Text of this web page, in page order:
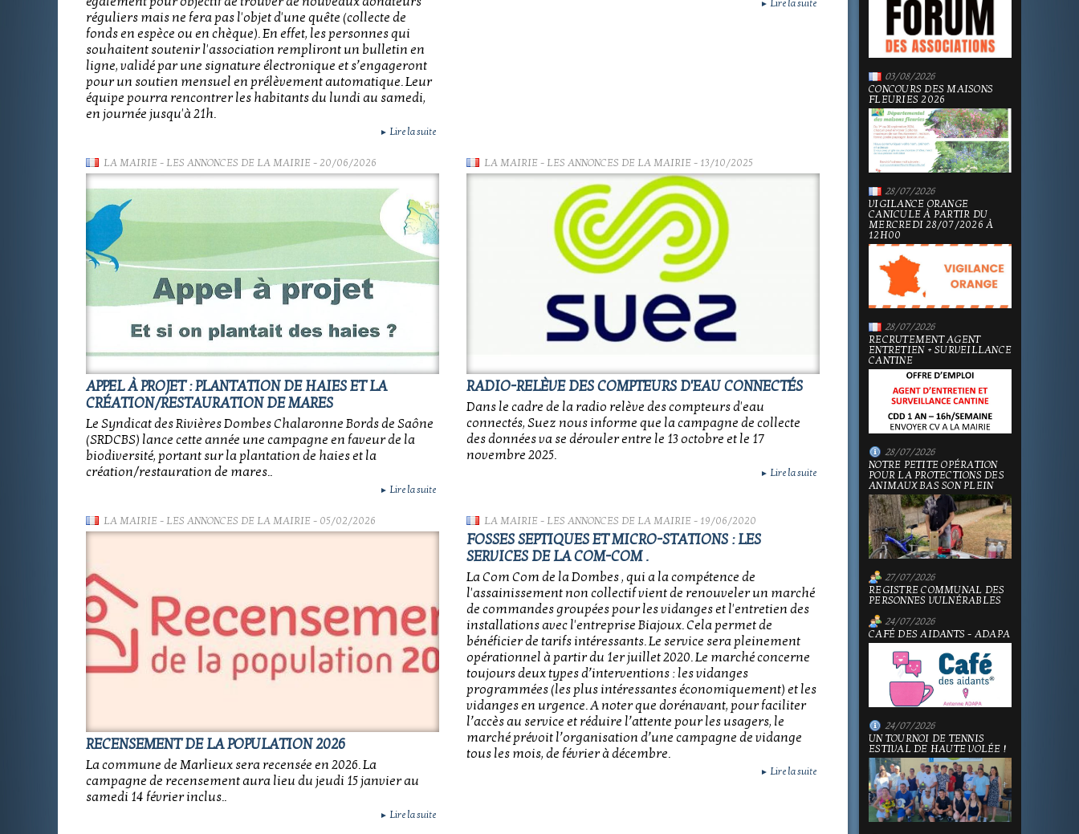
réguliers mais ne fera pas l'objet d'une quête (collecte de
fonds en espèce ou en chèque). En effet, les personnes qui
souhaitent soutenir l'association rempliront un bulletin en
ligne, validé par une signature électronique et s’engageront
pour un soutien mensuel en prélèvement automatique. Leur
équipe pourra rencontrer les habitants du lundi au samedi,
en journée jusqu'à 21h.
► Lire la suite
► Lire la suite
LA MAIRIE- LES ANNONCES DE LA MAIRIE- 20/06/2026
APPEL À PROJET : PLANTATION DE HAIES ET LA
CRÉATION/RESTAURATION DE MARES
Le Syndicat des Rivières Dombes Chalaronne Bords de Saône
(SRDCBS) lance cette année une campagne en faveur de la
biodiversité, portant sur la plantation de haies et la
création/restauration de mares..
► Lire la suite
LA MAIRIE- LES ANNONCES DE LA MAIRIE- 13/10/2025
RADIO-RELÈVE DES COMPTEURS D'EAU CONNECTÉS
Dans le cadre de la radio relève des compteurs d'eau
connectés, Suez nous informe que la campagne de collecte
des données va se dérouler entre le 13 octobre et le 17
novembre 2025.
► Lire la suite
LA MAIRIE- LES ANNONCES DE LA MAIRIE- 05/02/2026
RECENSEMENT DE LA POPULATION 2026
La commune de Marlieux sera recensée en 2026. La
campagne de recensement aura lieu du jeudi 15 janvier au
samedi 14 février inclus..
► Lire la suite
LA MAIRIE- LES ANNONCES DE LA MAIRIE- 19/06/2020
FOSSES SEPTIQUES ET MICRO-STATIONS : LES
SERVICES DE LA COM-COM .
La Com Com de la Dombes , qui a la compétence de
l'assainissement non collectif vient de renouveler un marché
de commandes groupées pour les vidanges et l'entretien des
installations avec l'entreprise Biajoux. Cela permet de
bénéficier de tarifs intéressants. Le service sera pleinement
opérationnel à partir du 1er juillet 2020. Le marché concerne
toujours deux types d’interventions : les vidanges
programmées (les plus intéressantes économiquement) et les
vidanges en urgence. A noter que dorénavant, pour faciliter
l’accès au service et réduire l’attente pour les usagers, le
marché prévoit l’organisation d’une campagne de vidange
tous les mois, de février à décembre.
► Lire la suite
03/08/2026
CONCOURS DES MAISONS
FLEURIES 2026
28/07/2026
VIGILANCE ORANGE
CANICULE À PARTIR DU
MERCREDI 28/07/2026 À
12H00
28/07/2026
RECRUTEMENT AGENT
ENTRETIEN + SURVEILLANCE
CANTINE
28/07/2026
NOTRE PETITE OPÉRATION
POUR LA PROTECTIONS DES
ANIMAUX BAS SON PLEIN
27/07/2026
REGISTRE COMMUNAL DES
PERSONNES VULNÉRABLES
24/07/2026
CAFÉ DES AIDANTS - ADAPA
24/07/2026
UN TOURNOI DE TENNIS
ESTIVAL DE HAUTE VOLÉE !